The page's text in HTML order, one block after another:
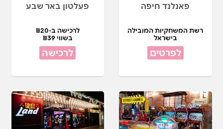
פאנלנד חיפה
רשת המשחקיות המובילה
בישראל
לפרטים
פעלטון באר שבע
לרכישה ב-₪20
בשווי ₪39
לרכישה